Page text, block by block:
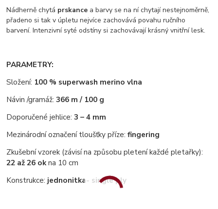
Nádherně chytá prskance a barvy se na ní chytají nestejnoměrně,
přadeno si tak v úpletu nejvíce zachovává povahu ručního
barvení. Intenzivní syté odstíny si zachovávají krásný vnitřní lesk.
PARAMETRY:
Složení: 100 % superwash merino vlna
Návin /gramáž: 366 m / 100 g
Doporučené jehlice:3 – 4 mm
Mezinárodní označení tloušťky příze:fingering
Zkušební vzorek (závisí na způsobu pletení každé pletařky):
22 až 26 okna 10 cm
Konstrukce: jednonitka- single ply